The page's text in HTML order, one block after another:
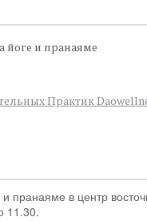
йоге и пранаяме
Практик
пранаяме в центр
11.30.